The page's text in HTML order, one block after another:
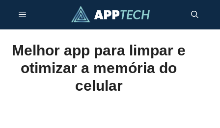
o
conteúdo
Menu
Melhor app para limpar e
otimizar a memória do
celular